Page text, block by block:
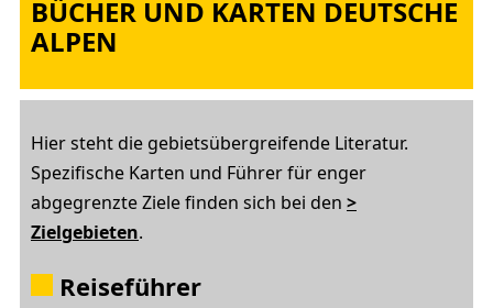
BÜCHER UND KARTEN DEUTSCHE
ALPEN
Hier steht die gebietsübergreifende Literatur.
Spezifische Karten und Führer für enger
abgegrenzte Ziele finden sich bei den >
Zielgebieten.
Reiseführer